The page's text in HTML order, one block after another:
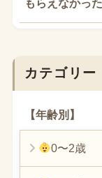
もらえなかっ
カテゴリー
【年齢別】
0〜2歳